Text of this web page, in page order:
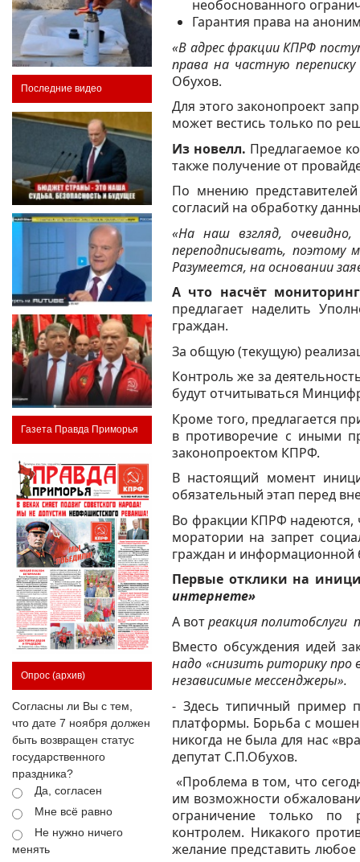
Последние видео
Газета Правда Приморья
Опрос (архив)
Согласны ли Вы с тем,
что дате 7 ноября должен
быть возвращен статус
государственного
праздника?
Да, согласен
Мне всё равно
Не нужно ничего
менять
необоснованного
Гарантия права на
«В адрес фракции КПРФ
права на частную
Обухов.
Для этого законопроект
может вестись только по
Из новелл. Предлагаемое
также получение от
По мнению
согласий на обработку
«На наш взгляд,
переподписывать, поэтому
Разумеется, на основании
А что насчёт
предлагает наделить
граждан.
За общую (текущую)
Контроль же за
будут отчитываться
Кроме того, предлагается
в противоречие с иными
законопроектом КПРФ.
В настоящий момент
обязательный этап перед
Во фракции КПРФ надеются,
моратории на запрет
граждан и информационной
Первые отклики на
интернете»
А вотреакция политобслуги
Вместо обсуждения идей
надо «снизить риторику
независимые мессенджеры».
- Здесь типичный пример
платформы. Борьба с
никогда не была для нас
депутат С.П.Обухов.
«Проблема в том, что
им возможности
ограничение только по
контролем. Никакого
желание представить